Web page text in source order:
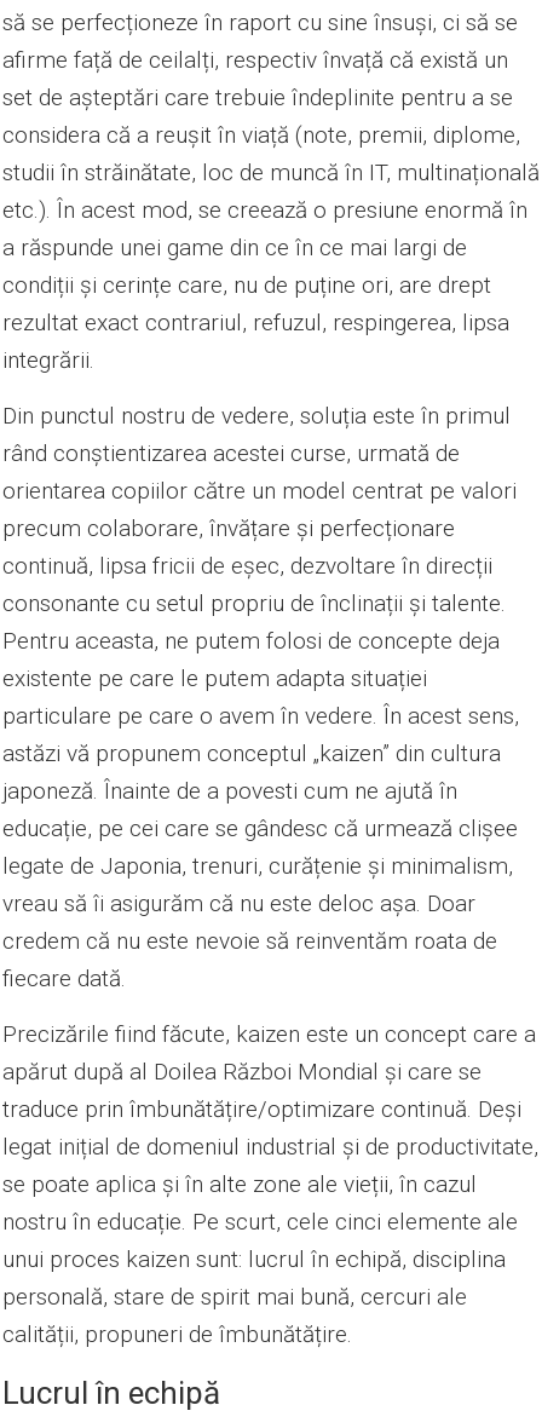
să se perfecționeze în raport cu sine însuși, ci să se
afirme față de ceilalți, respectiv învață că există un
set de așteptări care trebuie îndeplinite pentru a se
considera că a reușit în viață (note, premii, diplome,
studii în străinătate, loc de muncă în IT, multinațională
etc.). În acest mod, se creează o presiune enormă în
a răspunde unei game din ce în ce mai largi de
condiții și cerințe care, nu de puține ori, are drept
rezultat exact contrariul, refuzul, respingerea, lipsa
integrării.
Din punctul nostru de vedere, soluția este în primul
rând conștientizarea acestei curse, urmată de
orientarea copiilor către un model centrat pe valori
precum colaborare, învățare și perfecționare
continuă, lipsa fricii de eșec, dezvoltare în direcții
consonante cu setul propriu de înclinații și talente.
Pentru aceasta, ne putem folosi de concepte deja
existente pe care le putem adapta situației
particulare pe care o avem în vedere. În acest sens,
astăzi vă propunem conceptul „kaizen” din cultura
japoneză. Înainte de a povesti cum ne ajută în
educație, pe cei care se gândesc că urmează clișee
legate de Japonia, trenuri, curățenie și minimalism,
vreau să îi asigurăm că nu este deloc așa. Doar
credem că nu este nevoie să reinventăm roata de
fiecare dată.
Precizările fiind făcute, kaizen este un concept care a
apărut după al Doilea Război Mondial și care se
traduce prin îmbunătățire/optimizare continuă. Deși
legat inițial de domeniul industrial și de productivitate,
se poate aplica și în alte zone ale vieții, în cazul
nostru în educație. Pe scurt, cele cinci elemente ale
unui proces kaizen sunt: lucrul în echipă, disciplina
personală, stare de spirit mai bună, cercuri ale
calității, propuneri de îmbunătățire.
Lucrul în echipă